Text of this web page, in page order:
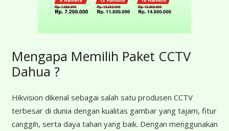
Mengapa Memilih Paket CCTV
Dahua ?
Hikvision dikenal sebagai salah satu produsen CCTV
terbesar di dunia dengan kualitas gambar yang tajam, fitur
canggih, serta daya tahan yang baik. Dengan menggunakan